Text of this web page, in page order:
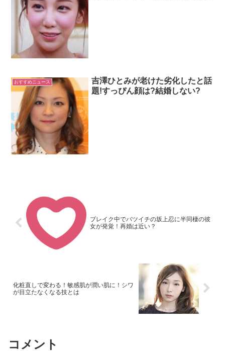
おすすめニュース
吉澤ひとみが老けた劣化したと話
題!すっぴん顔は?結婚しない?
ブレイク中でバツイチの坂上忍に半同棲の彼
女が発覚！再婚は近い？
化粧直しで変わる！敏感肌が潤い肌に！シワ
が目立たなくなる技とは
コメント